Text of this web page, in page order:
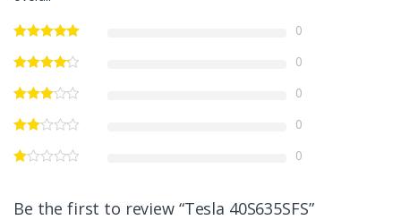
0
0
0
0
0
Be the first to review “Tesla 40S635SFS”